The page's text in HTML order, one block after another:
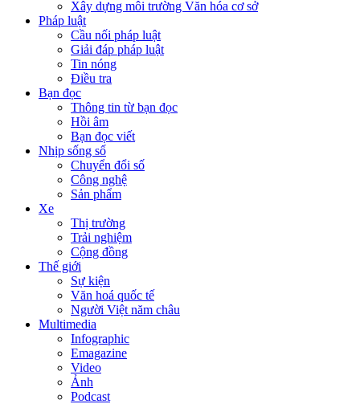
Xây dựng môi trường Văn hóa cơ sở
Pháp luật
Cầu nối pháp luật
Giải đáp pháp luật
Tin nóng
Điều tra
Bạn đọc
Thông tin từ bạn đọc
Hồi âm
Bạn đọc viết
Nhịp sống số
Chuyển đổi số
Công nghệ
Sản phẩm
Xe
Thị trường
Trải nghiệm
Cộng đồng
Thế giới
Sự kiện
Văn hoá quốc tế
Người Việt năm châu
Multimedia
Infographic
Emagazine
Video
Ảnh
Podcast